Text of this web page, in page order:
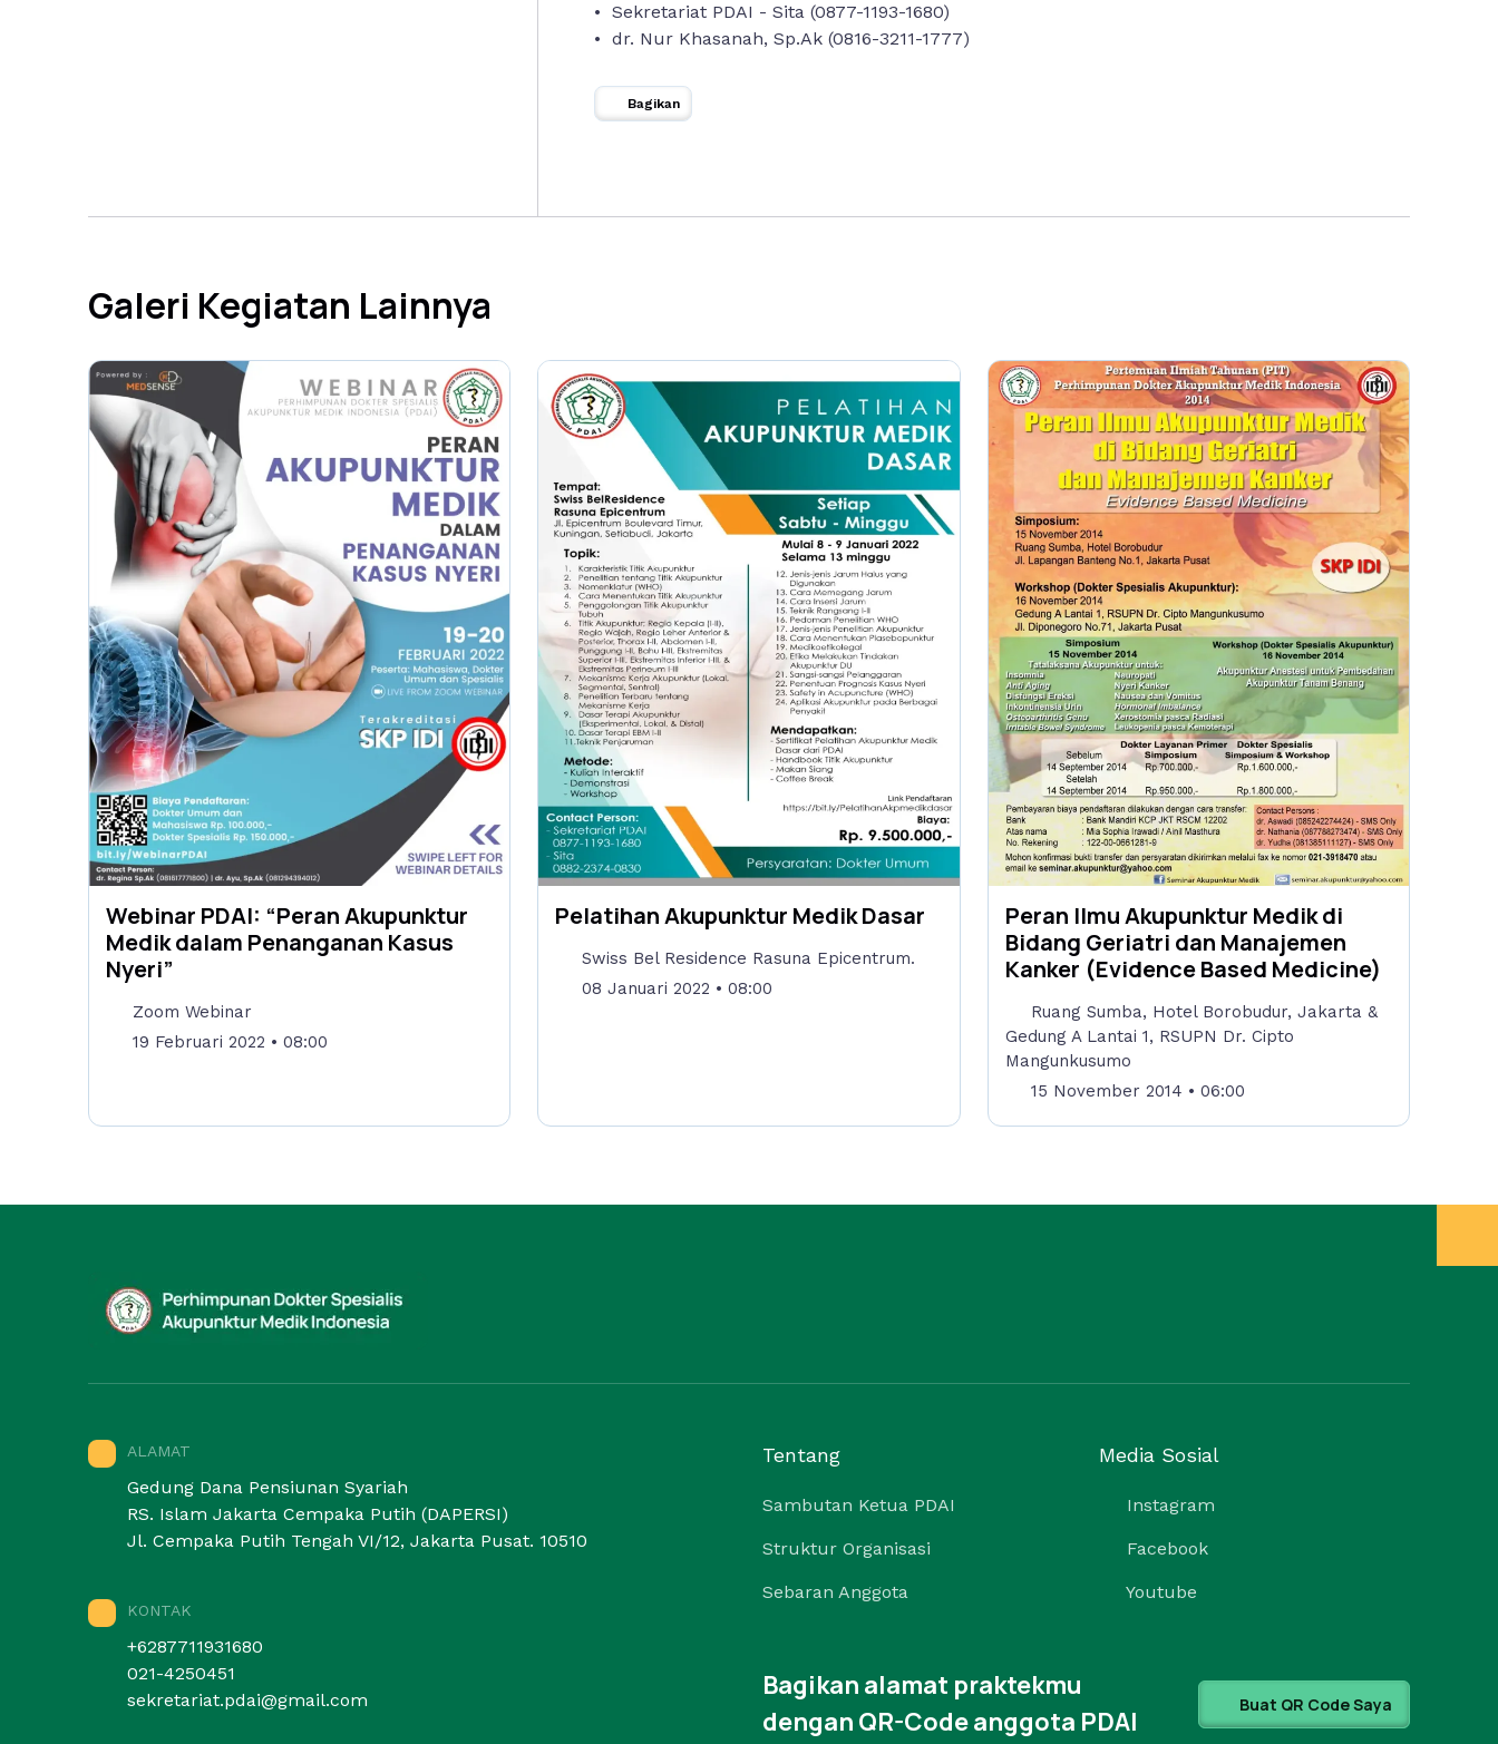
•⁠ ⁠Sekretariat PDAI - Sita (0877-1193-1680)
•⁠ ⁠⁠dr. Nur Khasanah, Sp.Ak (0816-3211-1777)
Bagikan
Galeri Kegiatan Lainnya
Webinar PDAI: “Peran Akupunktur
Medik dalam Penanganan Kasus
Nyeri”
Zoom Webinar
19 Februari 2022 • 08:00
Pelatihan Akupunktur Medik Dasar
Swiss Bel Residence Rasuna Epicentrum.
08 Januari 2022 • 08:00
Peran Ilmu Akupunktur Medik di
Bidang Geriatri dan Manajemen
Kanker (Evidence Based Medicine)
Ruang Sumba, Hotel Borobudur, Jakarta &
Gedung A Lantai 1, RSUPN Dr. Cipto
Mangunkusumo
15 November 2014 • 06:00
ALAMAT
Gedung Dana Pensiunan Syariah
RS. Islam Jakarta Cempaka Putih (DAPERSI)
Jl. Cempaka Putih Tengah VI/12, Jakarta Pusat. 10510
KONTAK
+6287711931680
021-4250451
sekretariat.pdai@gmail.com
Tentang
Sambutan Ketua PDAI
Struktur Organisasi
Sebaran Anggota
Media Sosial
Instagram
Facebook
Youtube
Bagikan alamat praktekmu
dengan QR-Code anggota PDAI
Buat QR Code Saya